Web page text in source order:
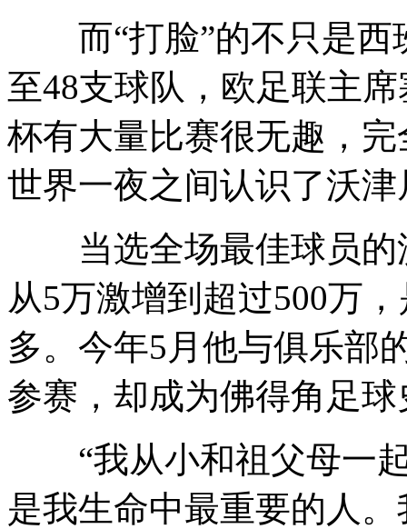
而“打脸”的不只是西
至48支球队，欧足联主
杯有大量比赛很无趣，
世界一夜之间认识了沃
当选全场最佳球员的
从5万激增到超过500万
多。今年5月他与俱乐部
参赛，却成为佛得角足
“我从小和祖父母一起
是我生命中最重要的人